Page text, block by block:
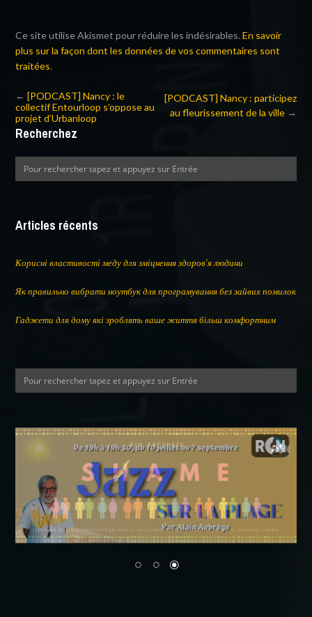
Ce site utilise Akismet pour réduire les indésirables.En savoir
plus sur la façon dont les données de vos commentaires sont
traitées.
←[PODCAST] Nancy : le
collectif Entourloop s’oppose au
projet d’Urbanloop
[PODCAST] Nancy : participez
au fleurissement de la ville→
Recherchez
Articles récents
Корисні властивості меду для зміцнення здоров’я людини
Як правильно вибрати ноутбук для програмування без зайвих помилок
Гаджети для дому які зроблять ваше життя більш комфортним